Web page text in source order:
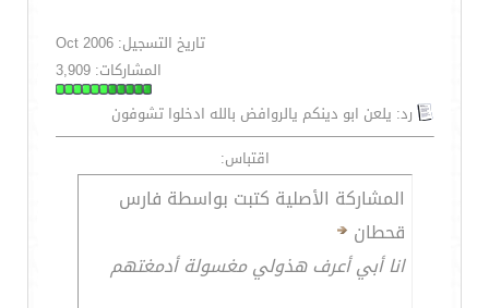
تاريخ التسجيل: Oct 2006
المشاركات: 3,909
رد: يلعن ابو دينكم يالروافض بالله ادخلوا تشوفون
اقتباس:
المشاركة الأصلية كتبت بواسطة فارس
قحطان
انا أبي أعرف هذولي مغسولة أدمغتهم